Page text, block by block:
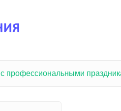
с профессиональными